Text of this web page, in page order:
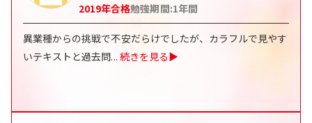
2019年合格勉強期間:1年間
異業種からの挑戦で不安だらけでしたが、カラフルで見やす
いテキストと過去問... 続きを見る▶